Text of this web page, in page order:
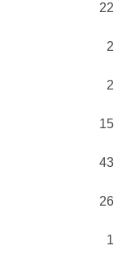
22
2
2
15
43
26
1